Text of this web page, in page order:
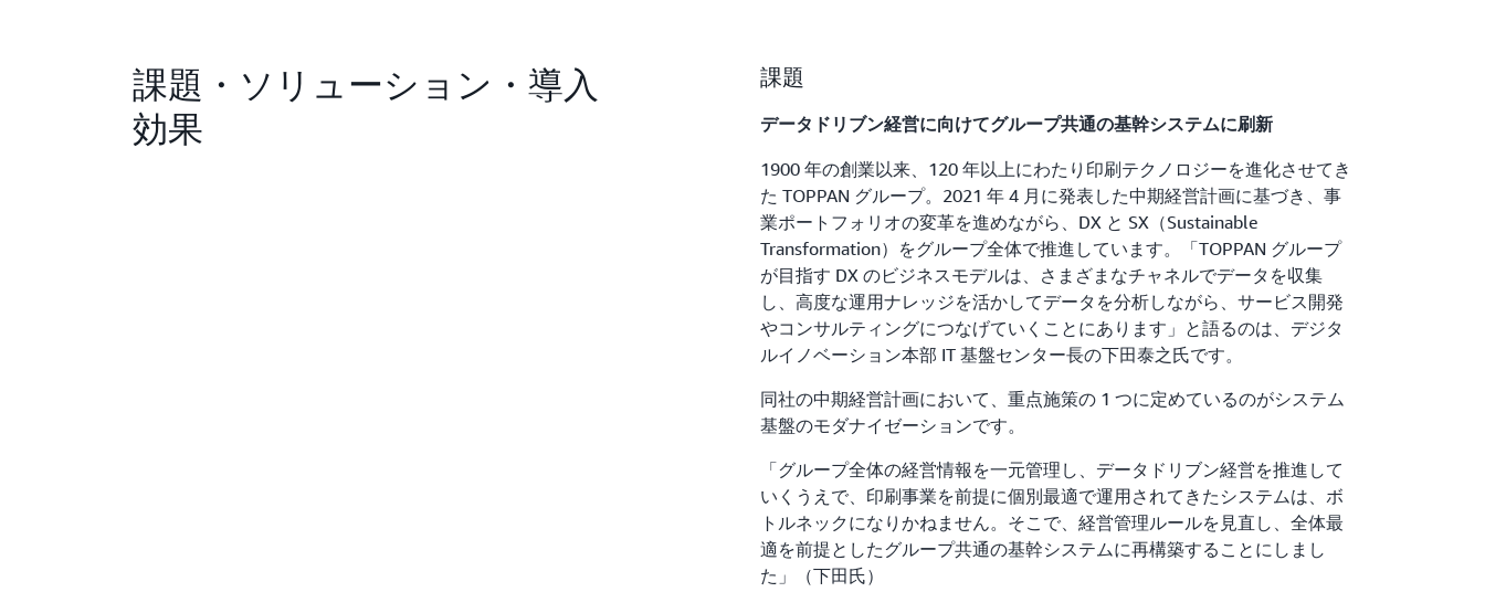
課題・ソリューション・導入
効果
課題
データドリブン経営に向けてグループ共通の基幹システムに刷新
1900 年の創業以来、120 年以上にわたり印刷テクノロジーを進化させてき
た TOPPAN グループ。2021 年 4 月に発表した中期経営計画に基づき、事
業ポートフォリオの変革を進めながら、DX と SX（Sustainable
Transformation）をグループ全体で推進しています。「TOPPAN グループ
が目指す DX のビジネスモデルは、さまざまなチャネルでデータを収集
し、高度な運用ナレッジを活かしてデータを分析しながら、サービス開発
やコンサルティングにつなげていくことにあります」と語るのは、デジタ
ルイノベーション本部 IT 基盤センター長の下田泰之氏です。
同社の中期経営計画において、重点施策の 1 つに定めているのがシステム
基盤のモダナイゼーションです。
「グループ全体の経営情報を一元管理し、データドリブン経営を推進して
いくうえで、印刷事業を前提に個別最適で運用されてきたシステムは、ボ
トルネックになりかねません。そこで、経営管理ルールを見直し、全体最
適を前提としたグループ共通の基幹システムに再構築することにしまし
た」（下田氏）